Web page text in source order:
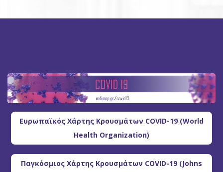
Ευρωπαϊκός Χάρτης Κρουσμάτων COVID-19 (World
Health Organization)
Παγκόσμιος Χάρτης Κρουσμάτων COVID-19 (Johns